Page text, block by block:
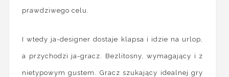
prawdziwego celu.
I wtedy ja-designer dostaje klapsa i idzie na urlop,
a przychodzi ja-gracz. Bezlitosny, wymagający i z
nietypowym gustem. Gracz szukający idealnej gry